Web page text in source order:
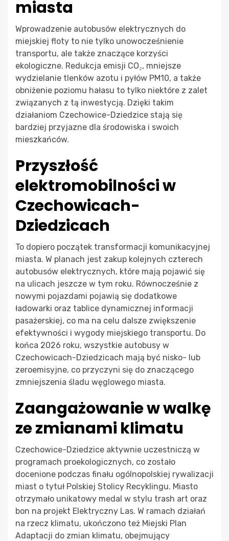
miasta
Wprowadzenie autobusów elektrycznych do
miejskiej floty to nie tylko unowocześnienie
transportu, ale także znaczące korzyści
ekologiczne. Redukcja emisji CO₂, mniejsze
wydzielanie tlenków azotu i pyłów PM10, a także
obniżenie poziomu hałasu to tylko niektóre z zalet
związanych z tą inwestycją. Dzięki takim
działaniom Czechowice-Dziedzice stają się
bardziej przyjazne dla środowiska i swoich
mieszkańców.
Przyszłość
elektromobilności w
Czechowicach-
Dziedzicach
To dopiero początek transformacji komunikacyjnej
miasta. W planach jest zakup kolejnych czterech
autobusów elektrycznych, które mają pojawić się
na ulicach jeszcze w tym roku. Równocześnie z
nowymi pojazdami pojawią się dodatkowe
ładowarki oraz tablice dynamicznej informacji
pasażerskiej, co ma na celu dalsze zwiększenie
efektywności i wygody miejskiego transportu. Do
końca 2026 roku, wszystkie autobusy w
Czechowicach-Dziedzicach mają być nisko- lub
zeroemisyjne, co przyczyni się do znaczącego
zmniejszenia śladu węglowego miasta.
Zaangażowanie w walkę
ze zmianami klimatu
Czechowice-Dziedzice aktywnie uczestniczą w
programach proekologicznych, co zostało
docenione podczas finału ogólnopolskiej rywalizacji
miast o tytuł Polskiej Stolicy Recyklingu. Miasto
otrzymało unikatowy medal w stylu trash art oraz
bon na projekt Elektryczny Las. W ramach działań
na rzecz klimatu, ukończono też Miejski Plan
Adaptacji do zmian klimatu, obejmujący